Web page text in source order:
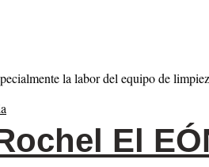
la labor del equipo de
El